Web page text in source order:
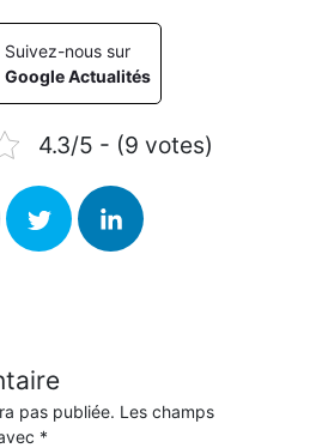
Suivez-nous sur
Google Actualités
4.3/5 - (9 votes)
pas publiée. Les champs
*